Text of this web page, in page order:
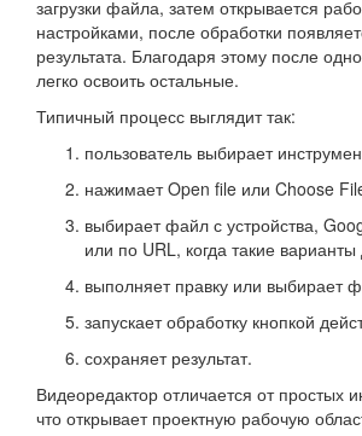
загрузки файла, затем открывается
настройками, после обработки
результата. Благодаря этому после
легко освоить остальные.
Типичный процесс выглядит так:
пользователь выбирает
нажимает Open file или Choose
выбирает файл с устройства,
или по URL, когда такие
выполняет правку или выбирает
запускает обработку кнопкой
сохраняет результат.
Видеоредактор отличается от простых
что открывает проектную рабочую